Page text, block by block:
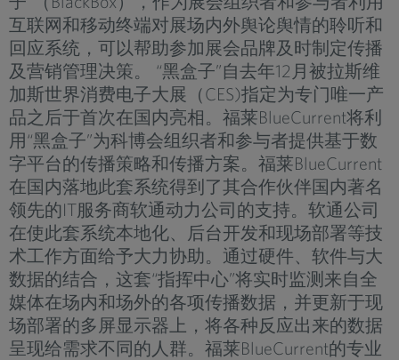
互联网和移动终端对展场内外舆论舆情的聆听和
回应系统，可以帮助参加展会品牌及时制定传播
及营销管理决策。 “黑盒子”自去年12月被拉斯维
加斯世界消费电子大展（CES)指定为专门唯一产
品之后于首次在国内亮相。福莱BlueCurrent将利
用“黑盒子”为科博会组织者和参与者提供基于数
字平台的传播策略和传播方案。福莱BlueCurrent
在国内落地此套系统得到了其合作伙伴国内著名
领先的IT服务商软通动力公司的支持。软通公司
在使此套系统本地化、后台开发和现场部署等技
术工作方面给予大力协助。通过硬件、软件与大
数据的结合，这套“指挥中心”将实时监测来自全
媒体在场内和场外的各项传播数据，并更新于现
场部署的多屏显示器上，将各种反应出来的数据
呈现给需求不同的人群。福莱BlueCurrent的专业